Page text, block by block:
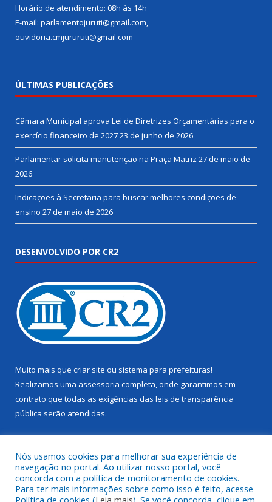
Horário de atendimento: 08h às 14h
E-mail: parlamentojuruti@gmail.com,
ouvidoria.cmjururuti@gmail.com
ÚLTIMAS PUBLICAÇÕES
Câmara Municipal aprova Lei de Diretrizes Orçamentárias para o
exercício financeiro de 202723 de junho de 2026
Parlamentar solicita manutenção na Praça Matriz 27 de maio de
2026
Indicações à Secretaria para buscar melhores condições de
ensino 27 de maio de 2026
DESENVOLVIDO POR CR2
Muito mais que criar site ou sistema para prefeituras!
Realizamos uma assessoria completa, onde garantimos em
contrato que todas as exigências das leis de transparência
pública serão atendidas.
Nós usamos cookies para melhorar sua experiência de
navegação no portal. Ao utilizar nosso portal, você
concorda com a política de monitoramento de cookies.
Para ter mais informações sobre como isso é feito, acesse
Política de cookies (Leia mais). Se você concorda, clique em